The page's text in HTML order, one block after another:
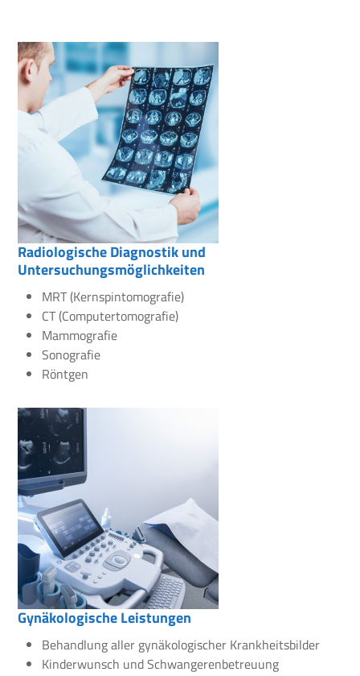
Radiologische Diagnostik und
Untersuchungsmöglichkeiten
MRT (Kernspintomografie)
CT (Computertomografie)
Mammografie
Sonografie
Röntgen
Gynäkologische Leistungen
Behandlung aller gynäkologischer Krankheitsbilder
Kinderwunsch und Schwangerenbetreuung